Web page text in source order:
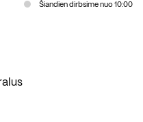
Šiandien dirbsime nuo 10:00